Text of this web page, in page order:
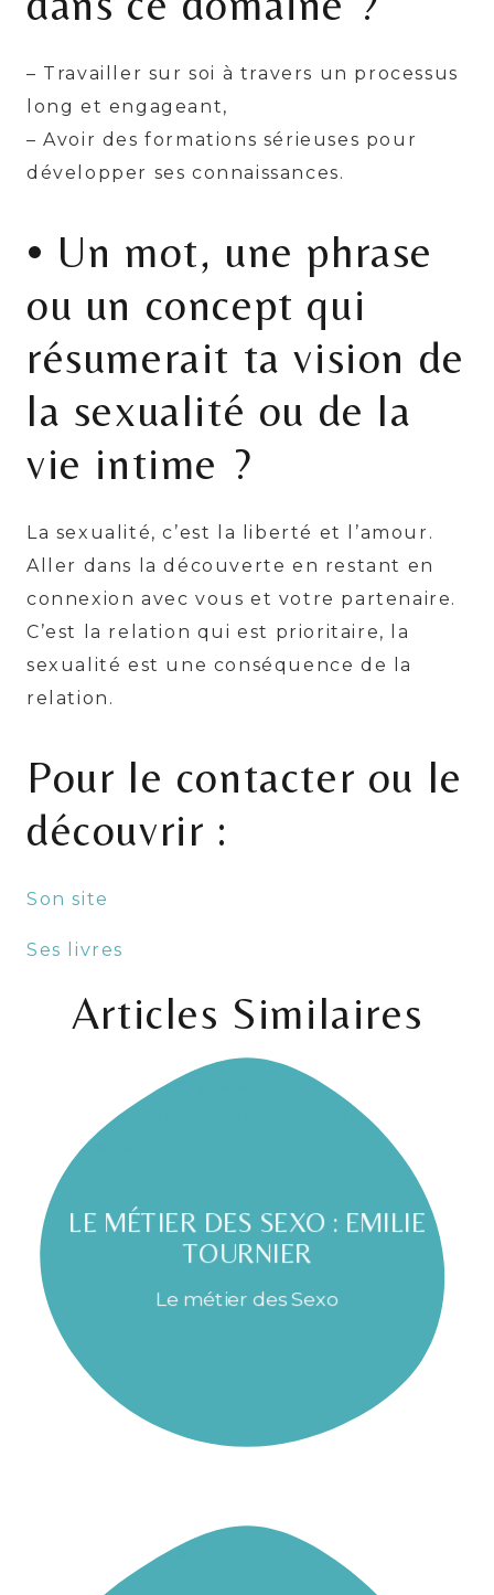
– Travailler sur soi à travers un processus
long et engageant,
– Avoir des formations sérieuses pour
développer ses connaissances.
• Un mot, une phrase
ou un concept qui
résumerait ta vision de
la sexualité ou de la
vie intime ?
La sexualité, c’est la liberté et l’amour.
Aller dans la découverte en restant en
connexion avec vous et votre partenaire.
C’est la relation qui est prioritaire, la
sexualité est une conséquence de la
relation.
Pour le contacter ou le
découvrir :
Son site
Ses livres
Articles Similaires
LE MÉTIER DES SEXO : EMILIE
TOURNIER
Le métier des Sexo